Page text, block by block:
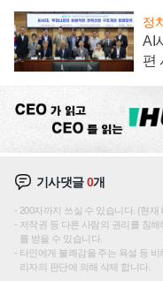
정
AI
편
기사댓글0개
200자까지 쓰실 수 있습니다. (현재
저작권 등 다른 사람의 권리를 침
를 받을 수 있습니다.
타인에게 불쾌감을 주는 욕설 등
리자의 판단에 의해 삭제 합니다.